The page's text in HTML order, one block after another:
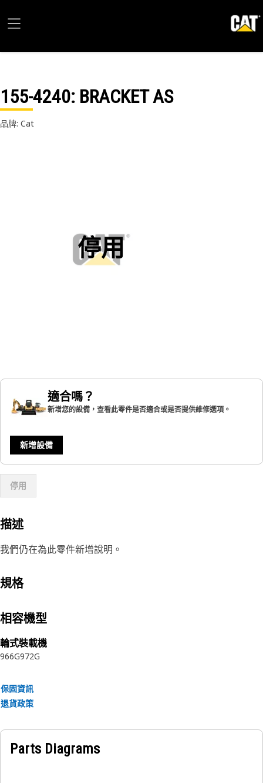
155-4240: BRACKET AS
品牌: Cat
停用
適合嗎？
新增您的設備，查看此零件是否適合或是否提供維修選項。
新增設備
停用
描述
我們仍在為此零件新增說明。
規格
相容機型
輪式裝載機
966G972G
保固資訊
退貨政策
Parts Diagrams